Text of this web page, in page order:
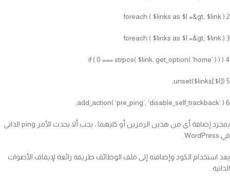
2 foreach ( $links as $l =&gt; $link )
3 foreach ( $links as $l =&gt; $link )
4 if ( 0 === strpos( $link, get_option( ‘home’ ) ) )
5 unset($links[$l]);
6 add_action( ‘pre_ping’, ‘disable_self_trackback’ );
بمجرد إضافة أي من هذين الرمزين أو كليهما ، يجب ألا يحدث الأمر ping الذاتي
في WordPress.
يعد استخدام الكود وإضافته إلى ملف الوظائف طريقة رائعة لإيقاف الأصوات
الذاتية.